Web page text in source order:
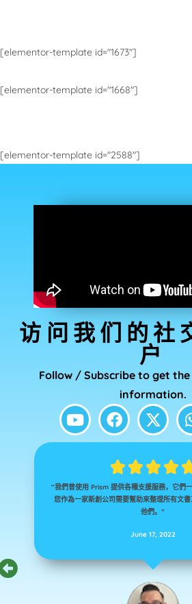
[elementor-template id="1673"]
[elementor-template id="1668"]
[elementor-template id="2588"]
访问我们的社
户
Follow / Subscribe to get
information.
   
“我們曾使用 Prism 提供各種支援服務，它們
您作為一家新創公司需要幫助來整理所有文
他們。”
June 17, 2022
   
「過去 5 年多來，我一直是 Prism
間我都在使用他們的會計服務。最近，我聘
份重要的簽證申請。據記錄，我透過我的業務
同，我需要一些指導下 Consultancy 的專
June 15, 2022
   
「Khan 在簽證過程中表現非常出色。申請了
需要什麼來獲得簽證提供了切實可行的建議
內就遞交了簽證申請。Khan 反應非常迅速，
   
「我要向 PRISM 諮詢團隊表示深深的謝意
Bonnie 和 Shamsa，他們幫助我在短時間內
權），尤其是在農曆新年假期前後。這項服務
的決心、健康和快速執行。更多有關他們提供
March 2022